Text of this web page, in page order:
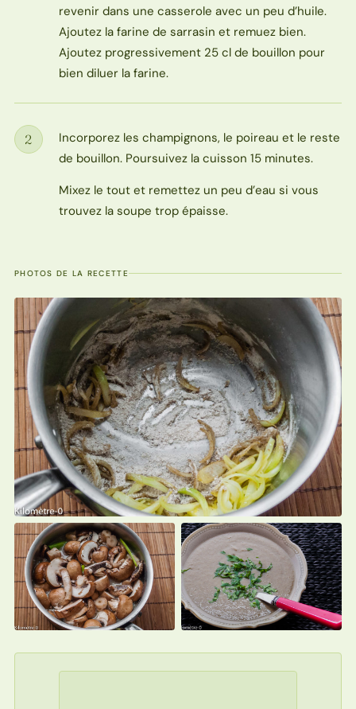
revenir dans une casserole avec un peu d’huile.
Ajoutez la farine de sarrasin et remuez bien.
Ajoutez progressivement 25 cl de bouillon pour
bien diluer la farine.
Étape
2
Incorporez les champignons, le poireau et le reste
de bouillon. Poursuivez la cuisson 15 minutes.
Mixez le tout et remettez un peu d’eau si vous
trouvez la soupe trop épaisse.
PHOTOS DE LA RECETTE